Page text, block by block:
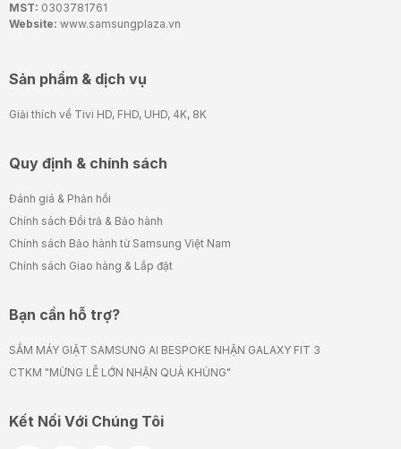
MST: 0303781761
Website: www.samsungplaza.vn
Sản phẩm & dịch vụ
Giải thích về Tivi HD, FHD, UHD, 4K, 8K
Quy định & chính sách
Đánh giá & Phản hồi
Chính sách Đổi trả & Bảo hành
Chính sách Bảo hành từ Samsung Việt Nam
Chính sách Giao hàng & Lắp đặt
Bạn cần hỗ trợ?
SẮM MÁY GIẶT SAMSUNG AI BESPOKE NHẬN GALAXY FIT 3
CTKM "MỪNG LỄ LỚN NHẬN QUÀ KHỦNG"
Kết Nối Với Chúng Tôi